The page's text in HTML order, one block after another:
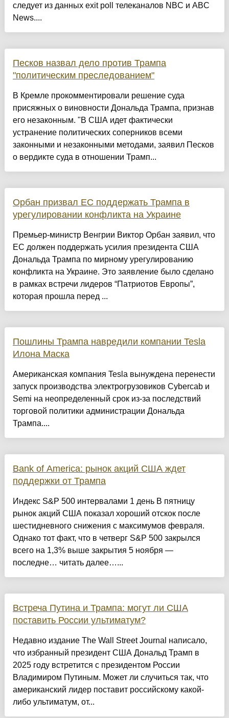
следует из данных exit poll телеканалов NBC и ABC
News....
Песков назвал дело против Трампа
"политическим преследованием"
В Кремле прокомментировали решение суда
присяжных о виновности Дональда Трампа, признав
его незаконным. "В США идет фактически
устранение политических соперников всеми
законными и незаконными методами, заявил Песков
о вердикте суда в отношении Трамп...
Орбан призвал ЕС поддержать Трампа в
урегулировании конфликта на Украине
Премьер-министр Венгрии Виктор Орбан заявил, что
ЕС должен поддержать усилия президента США
Дональда Трампа по мирному урегулированию
конфликта на Украине. Это заявление было сделано
в рамках встречи лидеров “Патриотов Европы”,
которая прошла перед ...
Пошлины Трампа навредили компании Tesla
Илона Маска
Американская компания Tesla вынуждена перенести
запуск производства электрогрузовиков Cybercab и
Semi на неопределенный срок из-за последствий
торговой политики администрации Дональда
Трампа....
Bank of America: рынок акций США ждет
поддержки от Трампа
Индекс S&P 500 интервалами 1 день В пятницу
рынок акций США показал хороший отскок после
шестидневного снижения с максимумов февраля.
Однако тот факт, что в четверг S&P 500 закрылся
всего на 1,3% выше закрытия 5 ноября —
последне… читать далее…...
Встреча Путина и Трампа: могут ли США
поставить России ультиматум?
Недавно издание The Wall Street Journal написало,
что избранный президент США Дональд Трамп в
2025 году встретится с президентом России
Владимиром Путиным. Может ли случиться так, что
американский лидер поставит российскому какой-
либо ультиматум, от...